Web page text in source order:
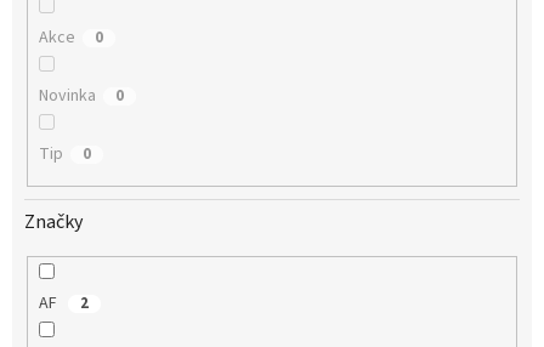
Akce 0
Novinka 0
Tip 0
Značky
AF 2